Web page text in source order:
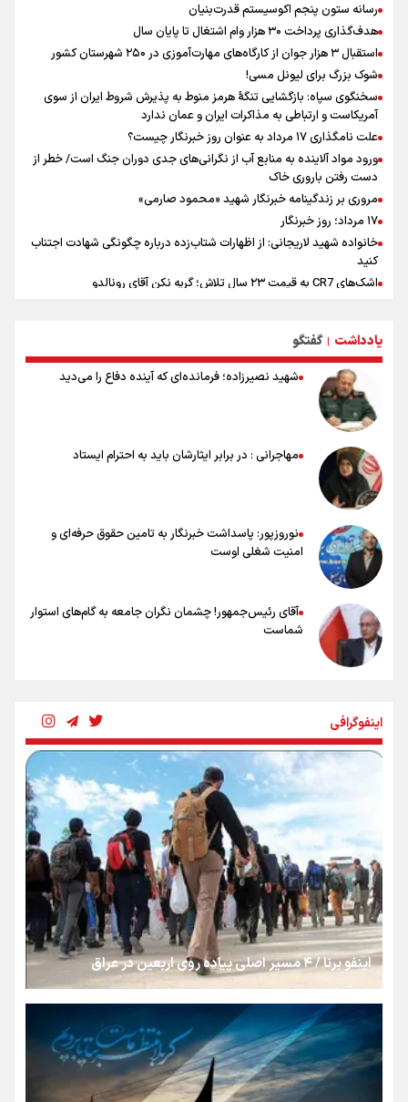
رسانه ستون پنجم اکوسیستم قدرت‌بنیان
هدف‌گذاری پرداخت ۳۰ هزار وام اشتغال تا پایان سال
استقبال ۳ هزار جوان از کارگاه‌های مهارت‌آموزی در ۲۵۰ شهرستان کشور
شوک بزرگ برای لیونل مسی!
سخنگوی سپاه: بازگشایی تنگۀ هرمز منوط به پذیرش شروط ایران از سوی
آمریکاست و ارتباطی به مذاکرات ایران و عمان ندارد
علت نامگذاری ۱۷ مرداد به عنوان روز خبرنگار چیست؟
ورود مواد آلاینده به منابع آب از نگرانی‌های جدی دوران جنگ است/ خطر از
دست رفتن باروری خاک
مروری بر زندگینامه خبرنگار شهید «محمود صارمی»
۱۷ مرداد؛ روز خبرنگار
خانواده شهید لاریجانی: از اظهارات شتاب‌زده درباره چگونگی شهادت اجتناب
کنید
اشک‌های CR7 به قیمت ۲۳ سال تلاش؛ گریه نکن آقای رونالدو
تلاش مدام برای زنده نگه داشتن هنر ایرانی
نصرتی: پاسخ بیرانوند سنخیتی با صحبت‌های علی دایی نداشت/
ملی‌پوشان نباید از خودشان تعریف کنند!
خلعتبری: جای دو سه نفر در جام جهانی خالی بود/ تیم ملی نیاز به تغییر
نسل دارد/ دوست دارم آرژانتین قهرمان شود
شاهرخی: اندازه داشته‌هایمان از بازار جام جهانی برداشت کردیم/ دودستی
سرنوشت صعود را به تیم‌های دیگر سپردیم
عالمی: جام جهانی از مرحله حذفی جان گرفت/ درباره شیوه بازی تیم ملی
نقد وجود دارد
یادداشت | گفتگو
شهید نصیرزاده؛ فرمانده‌ای که آینده دفاع را می‌دید
مهاجرانی : در برابر ایثارشان باید به احترام ایستاد
نوروزپور: پاسداشت خبرنگار به تامین حقوق حرفه‌ای و
امنیت شغلی اوست
آقای رئیس‌جمهور! چشمان نگران جامعه به گام‌های استوار
شماست
بنزین؛ تدبیری برای حفظ امنیت انرژی
«هورامان»؛ میراثی که جهان را شیفته کرد
شکستگیِ بزرگ؛ روایتِ یک استخوان، یک نسل، یک توهم!
رسانه ملی و حق مردم برای شنیدن صدای رئیس‌جمهوری
روایت ایران از کنار مردم
اینفوگرافی
اینفو برنا / ۴ مسیر اصلی پیاده روی اربعین در عراق